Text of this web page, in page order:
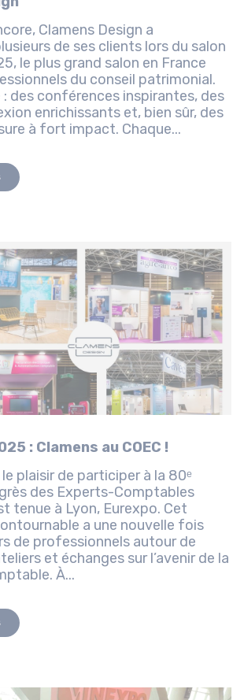
Clamens Design a
de ses clients lors du salon
le plus grand salon en France
du conseil patrimonial.
des conférences inspirantes, des
enrichissants et, bien sûr, des
stands sur-mesure à fort impact. Chaque...
: Clamens au COEC !
plaisir de participer à la 80ᵉ
des Experts-Comptables
tenue à Lyon, Eurexpo. Cet
a une nouvelle fois
de professionnels autour de
et échanges sur l’avenir de la
profession comptable. À...